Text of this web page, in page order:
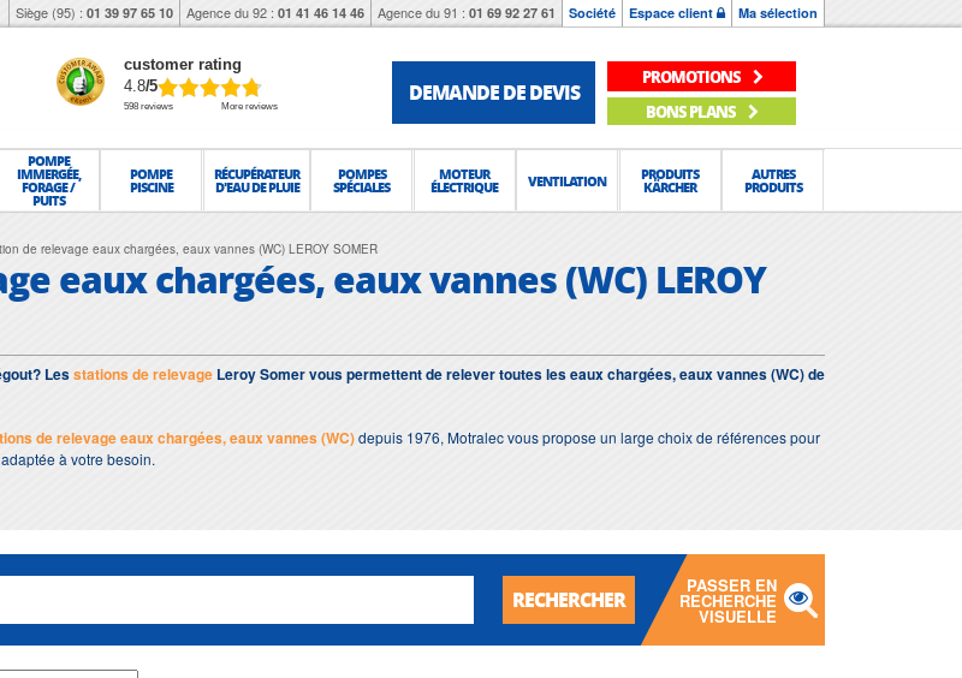
Siège (95) : 01 39 97 65 10 Agence du 92 : 01 41 46 14 46 Agence du 91 : 01 69 92 27 61 Société Espace client Ma sélection
customer rating
4.8/5
598 reviews More reviews
DEMANDE DE DEVIS
PROMOTIONS
BONS PLANS
POMPE
IMMERGÉE,
FORAGE /
PUITS
POMPE
PISCINE
RÉCUPÉRATEUR
D'EAU DE PLUIE
POMPES
SPÉCIALES
MOTEUR
ÉLECTRIQUE VENTILATION PRODUITS
KÄRCHER
AUTRES
PRODUITS
de relevage eaux chargées, eaux vannes (WC) LEROY SOMER
eaux chargées, eaux vannes (WC) LEROY
Lesstations de relevage Leroy Somer vous permettent de relever toutes les eaux chargées, eaux vannes (WC) de
de relevage eaux chargées, eaux vannes (WC)depuis 1976, Motralec vous propose un large choix de références pour
adaptée à votre besoin.
RECHERCHER
PASSER EN
RECHERCHE
VISUELLE